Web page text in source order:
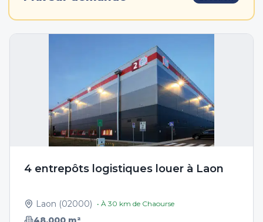
4 entrepôts logistiques louer à Laon
Laon (02000) • À 30 km de Chaourse